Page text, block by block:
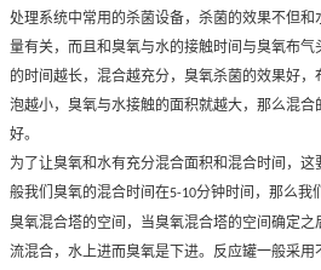
处理系统中常用的杀菌设备，杀菌的效果不但
量有关，而且和臭氧与水的接触时间与臭氧布
的时间越长，混合越充分，臭氧杀菌的效果好
泡越小，臭氧与水接触的面积就越大，那么混
好。
为了让臭氧和水有充分混合面积和混合时间，
般我们臭氧的混合时间在5-10分钟时间，那么我
臭氧混合塔的空间，当臭氧混合塔的空间确定
流混合，水上进而臭氧是下进。反应罐一般采用